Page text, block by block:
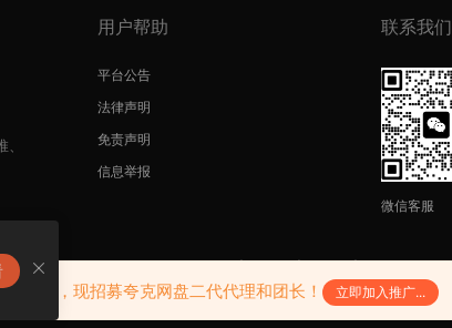
用户帮助
平台公告
法律声明
免责声明
信息举报
联系我们
微信客服
陕公网安备61052302000242号
克核代，现招募夸克网盘二代代理和团长！ 立即加入推广...